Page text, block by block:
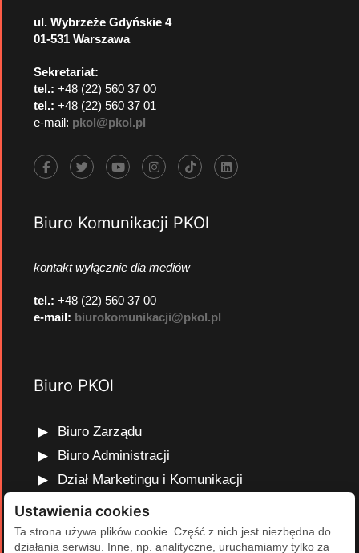
ul. Wybrzeże Gdyńskie 4
01-531 Warszawa
Sekretariat:
tel.: +48 (22) 560 37 00
tel.: +48 (22) 560 37 01
e-mail: pkol@pkol.pl
Biuro Komunikacji PKOl
kontakt wyłącznie dla mediów
tel.: +48 (22) 560 37 00
e-mail: biurokomunikacji@pkol.pl
Biuro PKOl
Biuro Zarządu
Biuro Administracji
Dział Marketingu i Komunikacji
Dział Edukacji Olimpijskiej
Dział Finansów i Kadr
Ustawienia cookies
Ta strona używa plików cookie. Część z nich jest niezbędna do
działania serwisu. Inne, np. analityczne, uruchamiamy tylko za